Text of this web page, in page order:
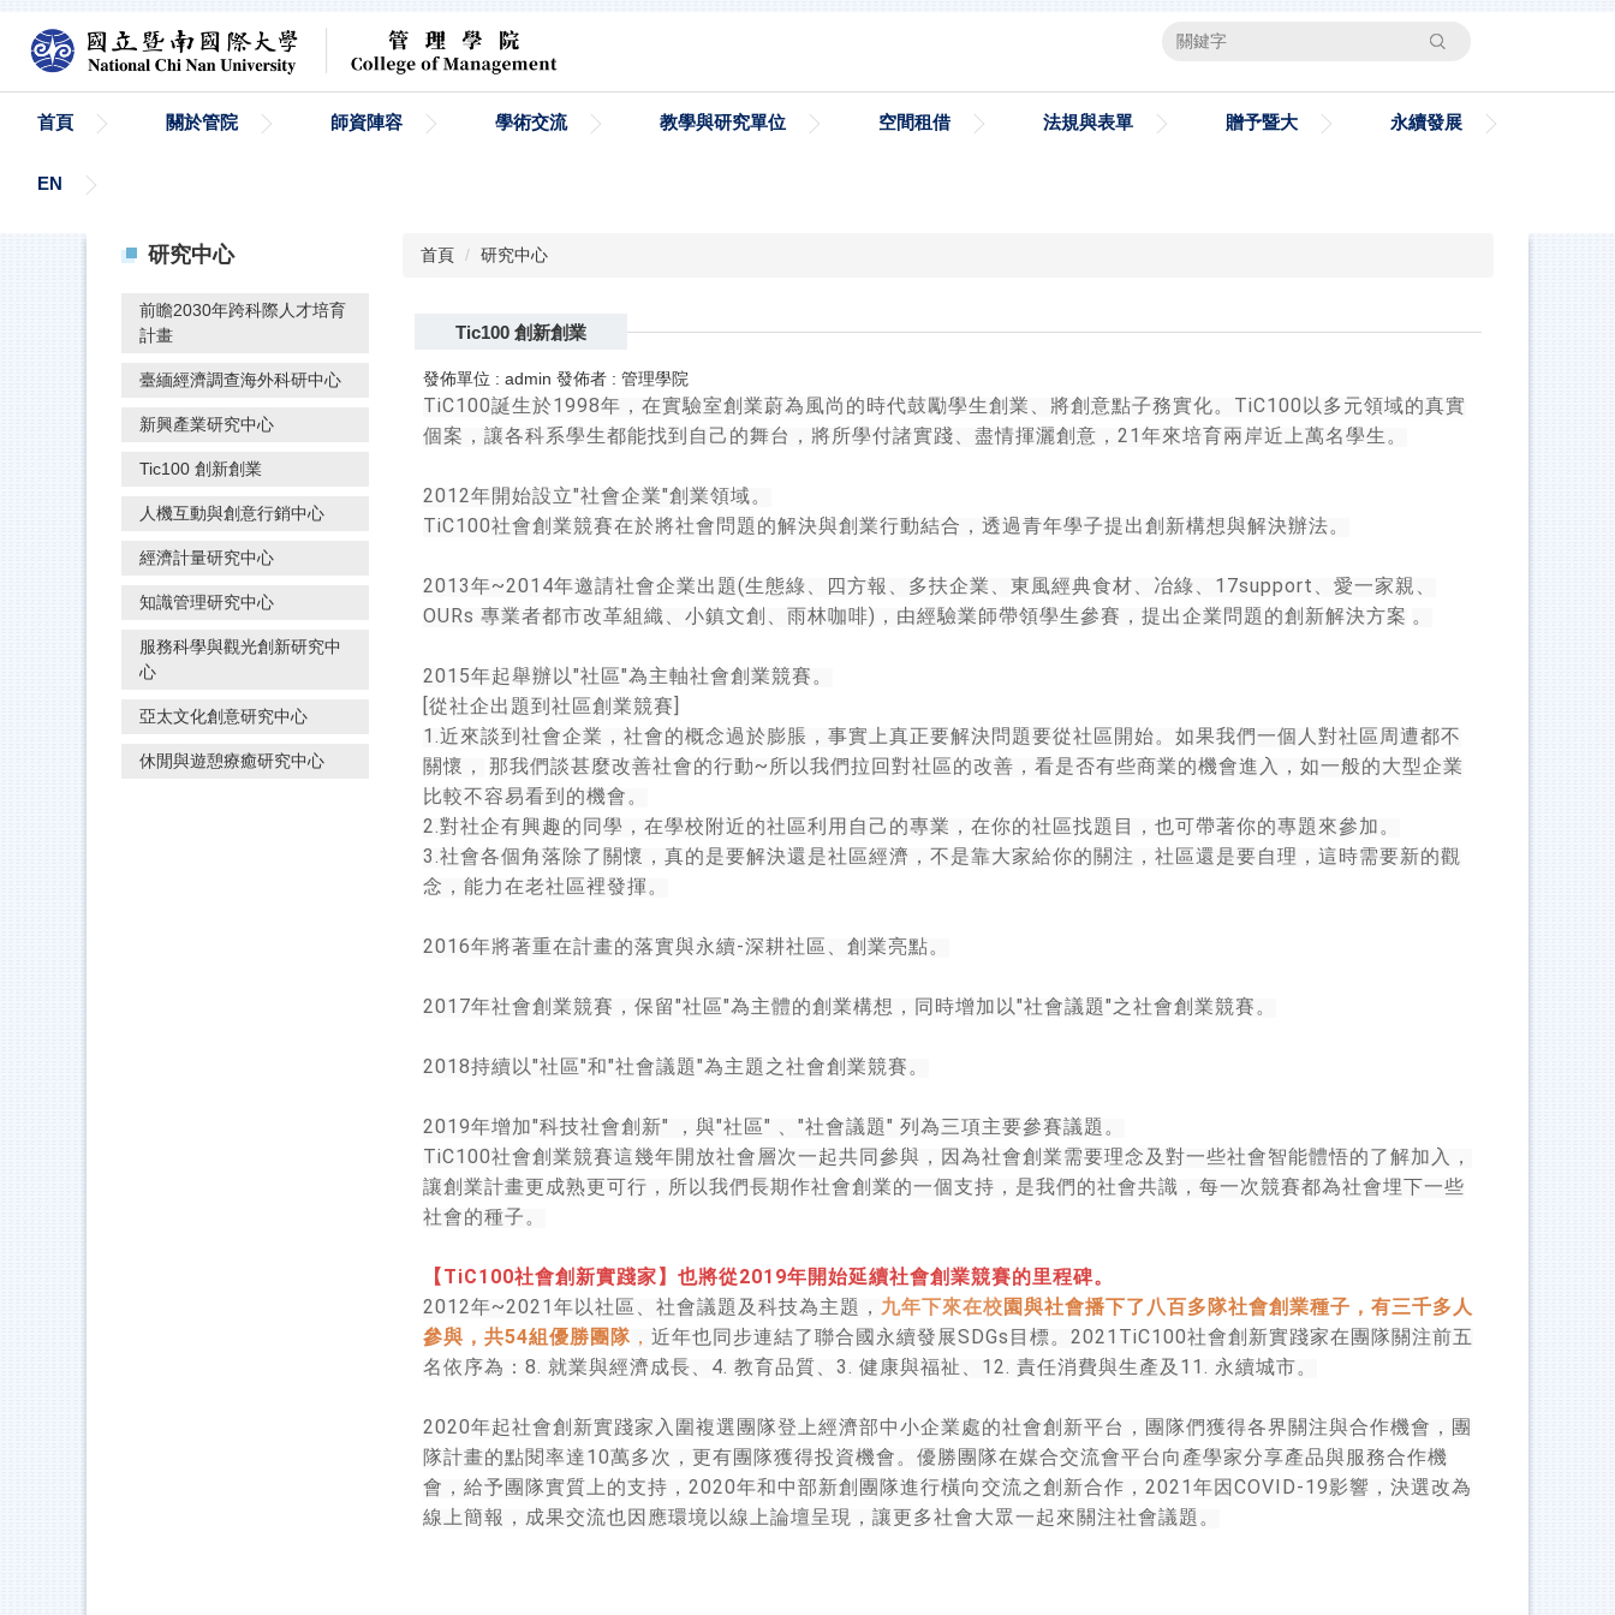
要
搜尋
首頁 關於管院 師資陣容 學術交流 教學與研究單位 空間租借 法規與表單 贈予暨大 永續發展
EN
研究中心
前瞻2030年跨科際人才培育
計畫
臺緬經濟調查海外科研中心
新興產業研究中心
Tic100 創新創業
人機互動與創意行銷中心
經濟計量研究中心
知識管理研究中心
服務科學與觀光創新研究中
心
亞太文化創意研究中心
休閒與遊憩療癒研究中心
首頁 研究中心
Tic100 創新創業
發佈單位 : admin 發佈者 : 管理學院
TiC100誕生於1998年，在實驗室創業蔚為風尚的時代鼓勵學生創業、將創意點子務實化。 TiC100 以多元領域的真實
個案，讓各科系學生都能找到自己的舞台，將所學付諸實踐、盡情揮灑創意， 21年來培育兩岸近上萬名學生。
2012年開始設立"社會企業"創業領域。
TiC100社會創業競賽在於將社會問題的解決與創業行動結合，透過青年學子提出創新構想與解決辦法。
2013年~2014年邀請社會企業出題(生態綠、四方報、多扶企業、東風經典食材、冶綠、 17support 、愛一家親、
OURs 專業者都市改革組織、小鎮文創、雨林咖啡) ，由經驗業師帶領學生參賽，提出企業問題的創新解決方案 。
2015年起舉辦以"社區"為主軸社會創業競賽。
從社企出題到社區創業競賽
1.近來談到社會企業，社會的概念過於膨脹，事實上真正要解決問題要從社區開始。如果我們一個人對社區周遭都不
關懷，
那我們談甚麼改善社會的行動~ 所以我們拉回對社區的改善，看是否有些商業的機會進入，如一般的大型企業
比較不容易看到的機會。
2.對社企有興趣的同學，在學校附近的社區利用自己的專業，在你的社區找題目，也可帶著你的專題來參加。
3.社會各個角落除了關懷，真的是要解決還是社區經濟，不是靠大家給你的關注，社區還是要自理，這時需要新的觀
念，能力在老社區裡發揮。
2016年將著重在計畫的落實與永續-深耕社區、創業亮點。
2017年社會創業競賽，保留"社區"為主體的創業構想，同時增加以"社會議題"之社會創業競賽。
2018持續以"社區"和"社會議題"為主題之社會創業競賽。
2019年增加"科技社會創新" ，與"社區" "社會議題" 列為三項主要參賽議題。
TiC100社會創業競賽這幾年開放社會層次一起共同參與，因為社會創業需要理念及對一些社會智能體悟的了解加入，
讓創業計畫更成熟更可行，所以我們長期作社會創業的一個支持，是我們的社會共識，每一次競賽都為社會埋下一些
社會的種子。
【 TiC100社會創新實踐家】也將從2019年開始延續社會創業競賽的里程碑。
2012年~2021年以社區、社會議題及科技為主題， 九年下來在校園與社會播下了八百多隊社會創業種子，有三千多人
參與，共54組優勝團隊 ， 近年也同步連結了聯合國永續發展SDGs 目標。 2021TiC100社會創新實踐家在團隊關注前五
名依序為： 8. 就業與經濟成長、 4. 教育品質、 3. 健康與福祉、 12. 責任消費與生產及 11. 永續城市。
2020年起社會創新實踐家入圍複選團隊登上經濟部中小企業處的社會創新平台，團隊們獲得各界關注與合作機會，團
隊計畫的點閱率達10萬多次，更有團隊獲得投資機會。優勝團隊在媒合交流會平台向產學家分享產品與服務合作機
會，給予團隊實質上的支持， 2020年和中部新創團隊進行橫向交流之創新合作， 2021年因 ​COVID-19影響，決選改為
線上簡報，成果交流也因應環境以線上論壇呈現，讓更多社會大眾一起來關注社會議題。